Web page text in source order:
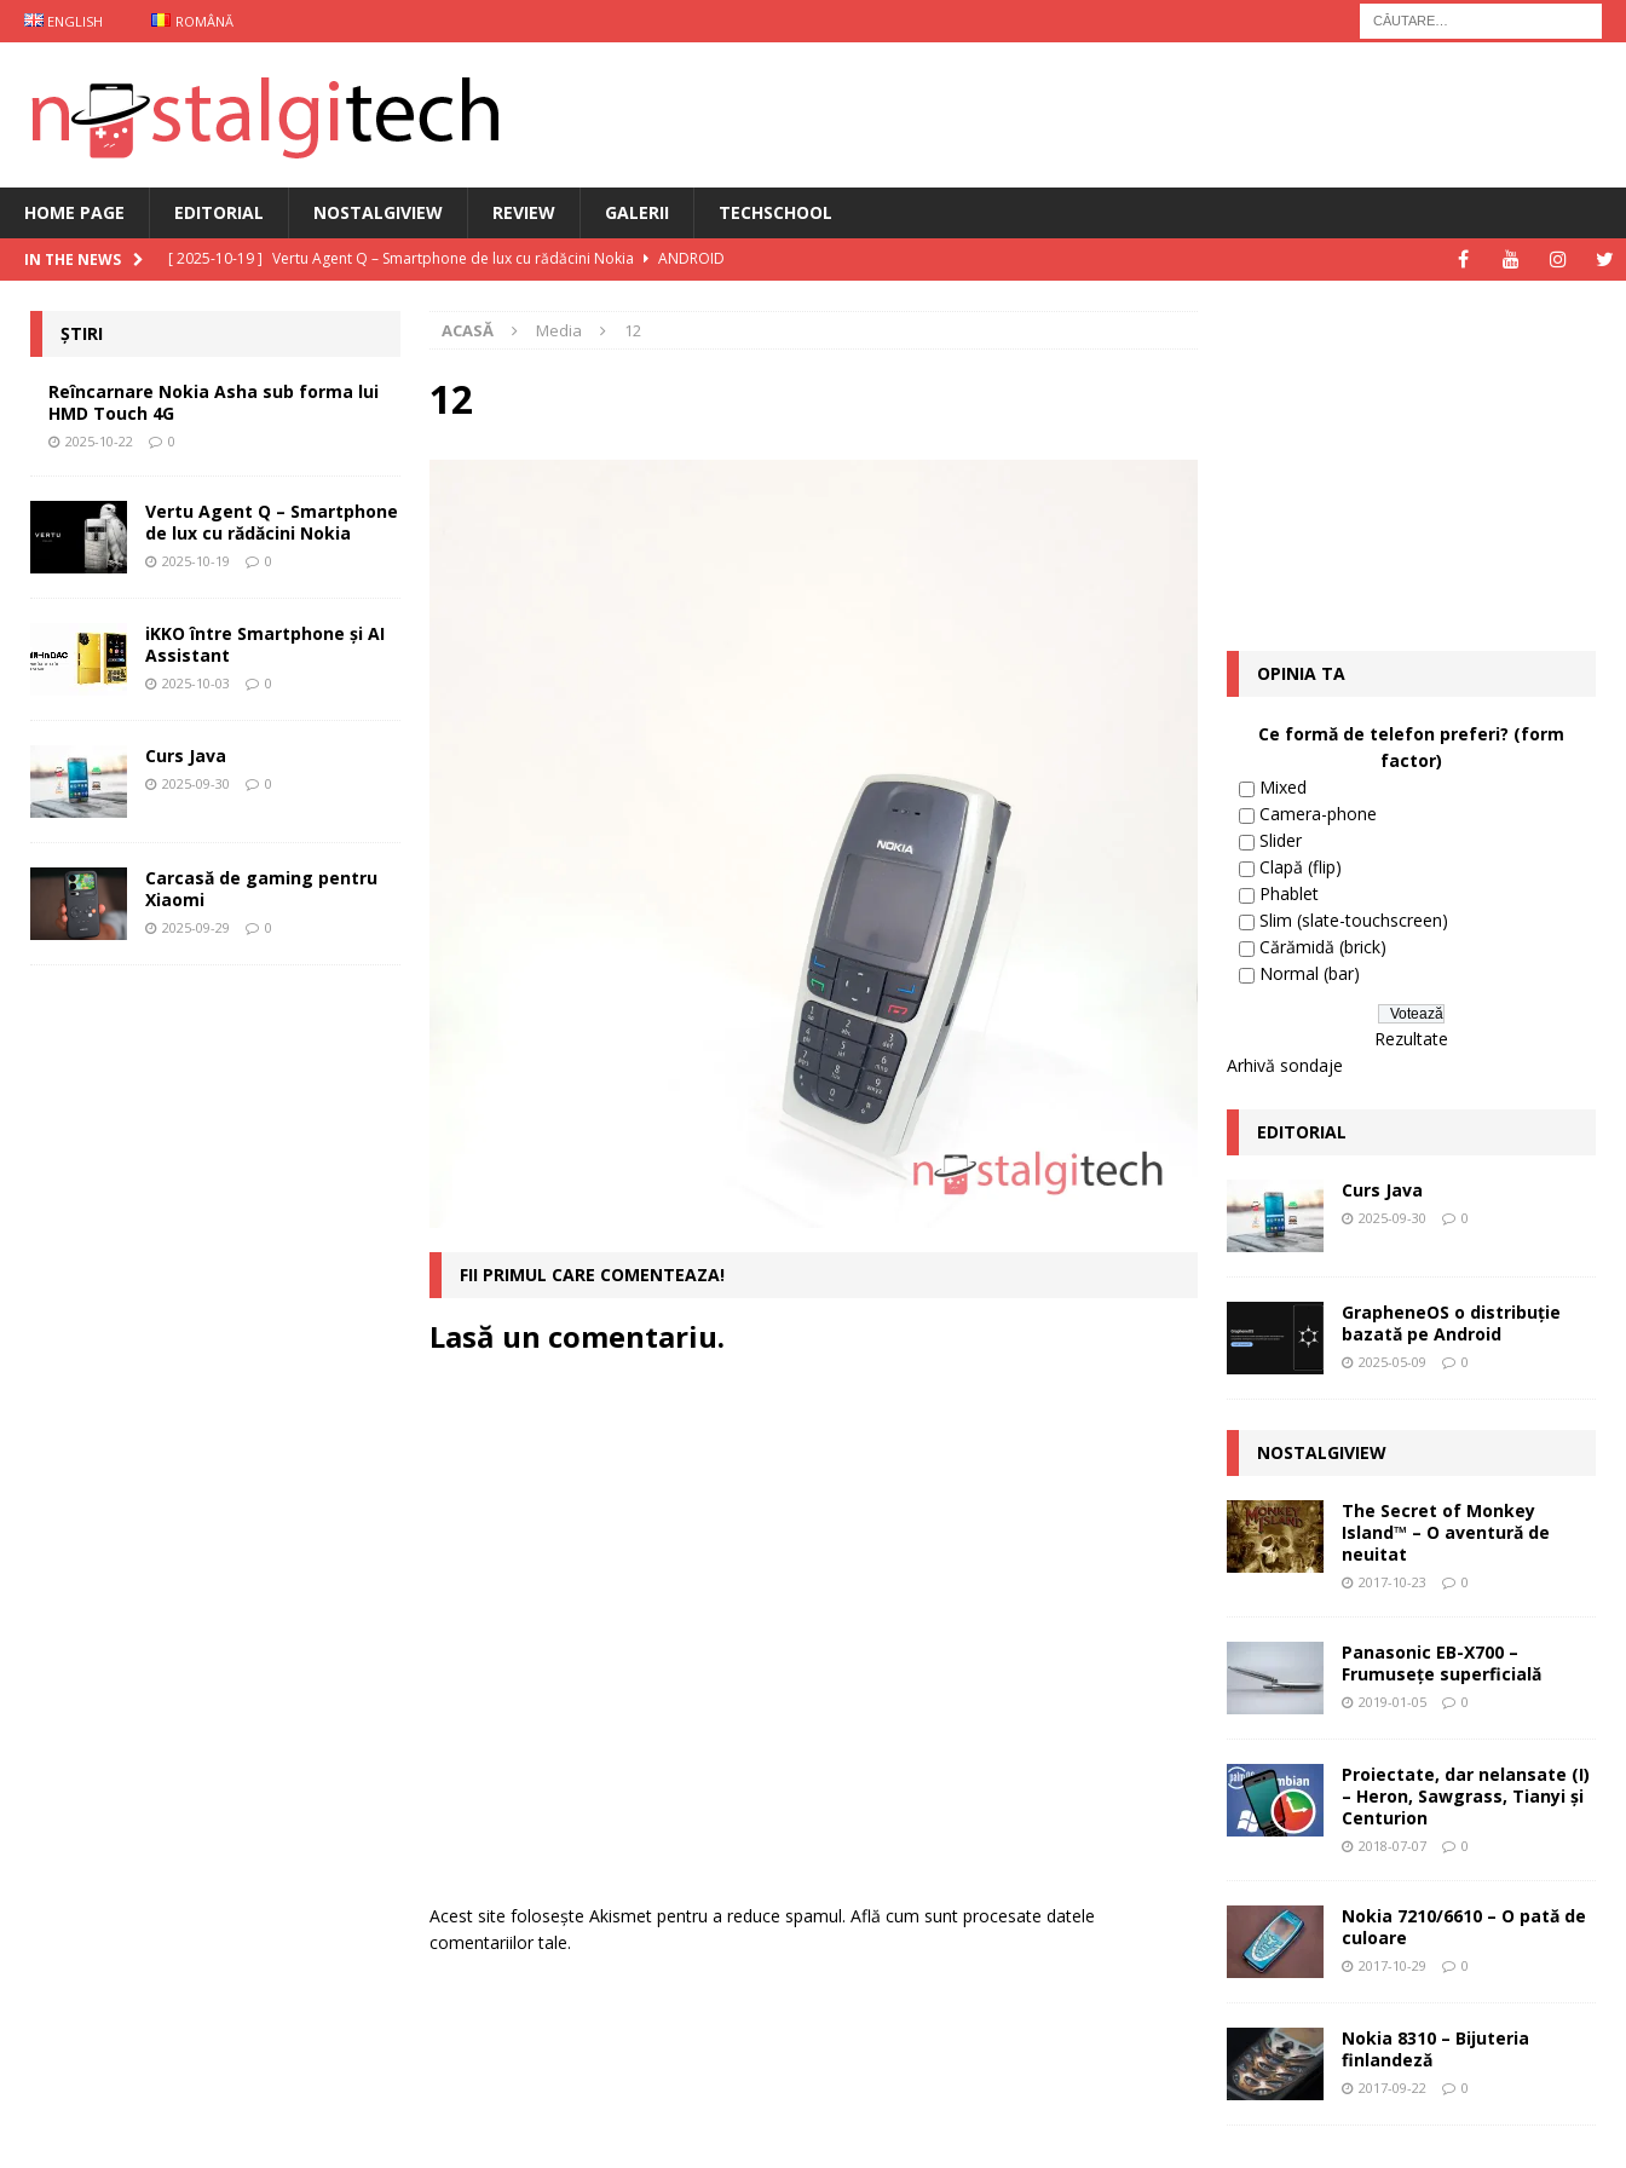
ENGLISH ROMÂNĂ
HOME PAGE EDITORIAL NOSTALGIVIEW REVIEW GALERII TECHSCHOOL
IN THE NEWS [ 2025-10-19 ] Vertu Agent Q – Smartphone de lux cu rădăcini Nokia
ANDROID
[ 2025-09-29 ]
Carcasă de gaming pentru Xiaomi
[ 2025-10-22 ]
ACASĂ Media 12
12
FII PRIMUL CARE COMENTEAZA!
Lasă un comentariu.
Acest site folosește Akismet pentru a reduce spamul. Află cum sunt procesate datele
comentariilor tale.
ȘTIRI
Reîncarnare Nokia Asha sub forma lui
HMD Touch 4G
2025-10-22 0
Vertu Agent Q – Smartphone
de lux cu rădăcini Nokia
2025-10-19 0
iKKO între Smartphone și AI
Assistant
2025-10-03 0
Curs Java
2025-09-30 0
Carcasă de gaming pentru
Xiaomi
2025-09-29 0
OPINIA TA
Ce formă de telefon preferi? (form
factor)
Mixed
Camera-phone
Slider
Clapă (flip)
Phablet
Slim (slate-touchscreen)
Cărămidă (brick)
Normal (bar)
Rezultate
Arhivă sondaje
EDITORIAL
Curs Java
2025-09-30 0
GrapheneOS o distribuție
bazată pe Android
2025-05-09 0
NOSTALGIVIEW
The Secret of Monkey
Island™ – O aventură de
neuitat
2017-10-23 0
Panasonic EB-X700 –
Frumuseţe superficială
2019-01-05 0
Proiectate, dar nelansate (I)
– Heron, Sawgrass, Tianyi şi
Centurion
2018-07-07 0
Nokia 7210/6610 – O pată de
culoare
2017-10-29 0
Nokia 8310 – Bijuteria
finlandeză
2017-09-22 0